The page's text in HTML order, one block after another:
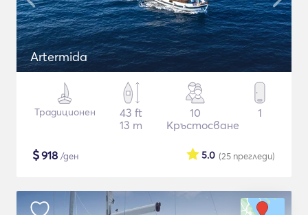
Artermida
Традиционен
43 ft
13 m
10
Кръстосване
1
$918 /ден (25 прегледи)
5.0